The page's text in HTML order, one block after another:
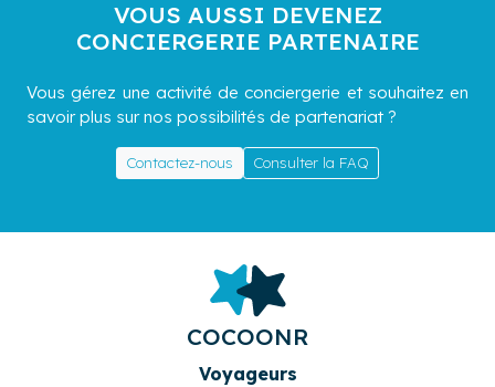
VOUS AUSSI DEVENEZ
CONCIERGERIE PARTENAIRE
Vous gérez une activité de conciergerie et souhaitez en
savoir plus sur nos possibilités de partenariat ?
Contactez-nous Consulter la FAQ
COCOONR
Voyageurs